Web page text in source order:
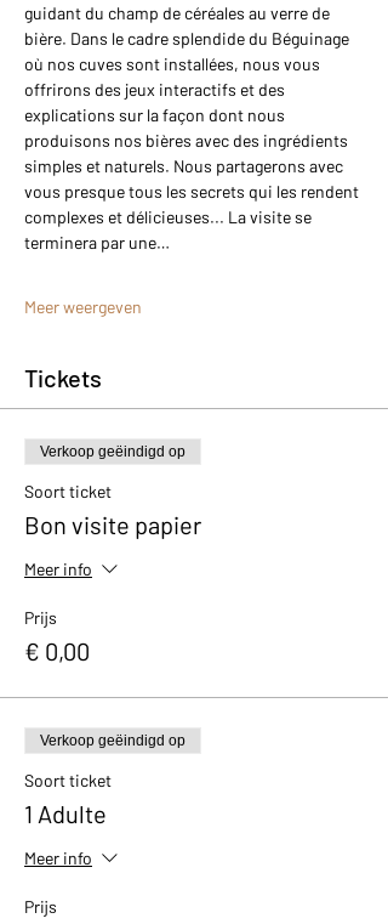
guidant du champ de céréales au verre de
bière. Dans le cadre splendide du Béguinage
où nos cuves sont installées, nous vous
offrirons des jeux interactifs et des
explications sur la façon dont nous
produisons nos bières avec des ingrédients
simples et naturels. Nous partagerons avec
vous presque tous les secrets qui les rendent
complexes et délicieuses... La visite se
terminera par une…
Meer weergeven
Tickets
Verkoop geëindigd op
Soort ticket
Bon visite papier
Meer info
Prijs
€ 0,00
Verkoop geëindigd op
Soort ticket
1 Adulte
Meer info
Prijs